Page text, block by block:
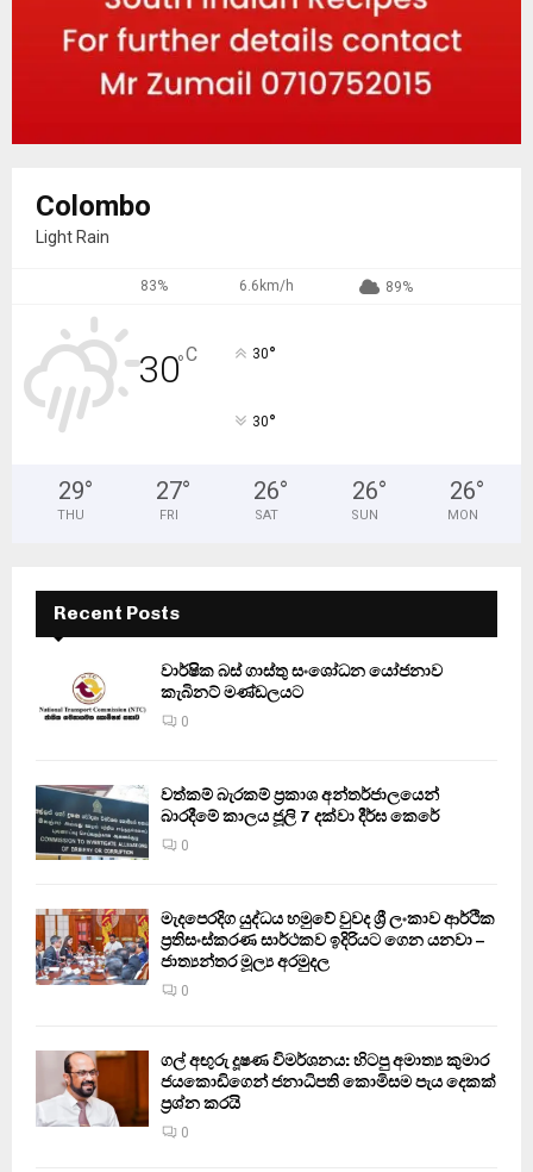
Colombo
Light Rain
83% 6.6km/h 89%
30°C 30°
30°
29°
THU
27°
FRI
26°
SAT
26°
SUN
26°
MON
Recent Posts
වාර්ෂික බස් ගාස්තු සංශෝධන යෝජනාව
කැබිනට් මණ්ඩලයට
0
වත්කම් බැරකම් ප්‍රකාශ අන්තර්ජාලයෙන්
බාරදීමේ කාලය ජූලි 7 දක්වා දීර්ඝ කෙරේ
0
මැදපෙරදිග යුද්ධය හමුවේ වුවද ශ්‍රී ලංකාව ආර්ථික
ප්‍රතිසංස්කරණ සාර්ථකව ඉදිරියට ගෙන යනවා –
ජාත්‍යන්තර මූල්‍ය අරමුදල
0
ගල් අඟුරු දූෂණ විමර්ශනය: හිටපු අමාත්‍ය කුමාර
ජයකොඩිගෙන් ජනාධිපති කොමිසම පැය දෙකක්
ප්‍රශ්න කරයි
0